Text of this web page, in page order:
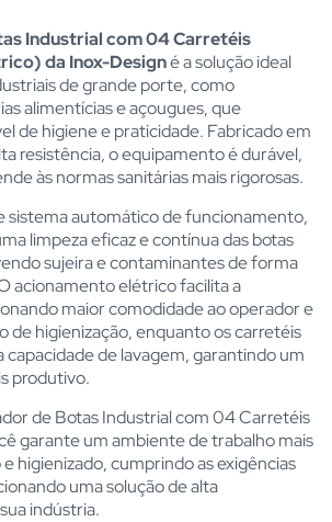
Industrial com 04 Carretéis
da Inox-Designé a solução ideal
de grande porte, como
alimentícias e açougues, que
de higiene e praticidade. Fabricado em
resistência, o equipamento é durável,
às normas sanitárias mais rigorosas.
sistema automático de funcionamento,
limpeza eficaz e contínua das botas
sujeira e contaminantes de forma
acionamento elétrico facilita a
maior comodidade ao operador e
de higienização, enquanto os carretéis
de lavagem, garantindo um
produtivo.
de Botas Industrial com 04 Carretéis
garante um ambiente de trabalho mais
higienizado, cumprindo as exigências
uma solução de alta
indústria.